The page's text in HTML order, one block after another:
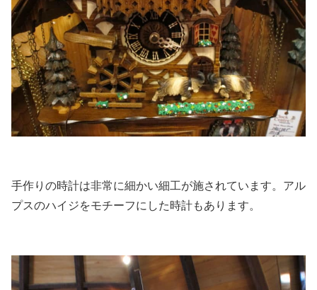
手作りの時計は非常に細かい細工が施されています。アル
プスのハイジをモチーフにした時計もあります。